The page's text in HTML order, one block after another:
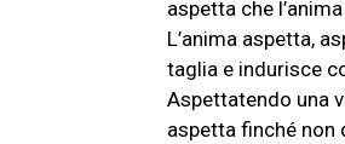
aspetta che
L’anima aspetta,
taglia e indurisce
Aspettatendo una
aspetta finché non